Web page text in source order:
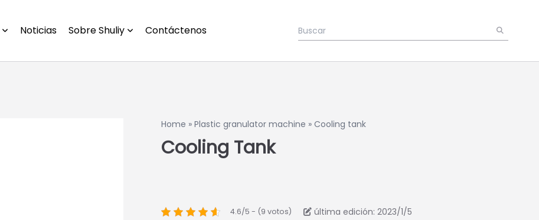
Noticias Sobre Shuliy Contáctenos
Home » Plastic granulator machine » Cooling tank
Cooling Tank
4.6/5 - (9 votos) última edición: 2023/1/5